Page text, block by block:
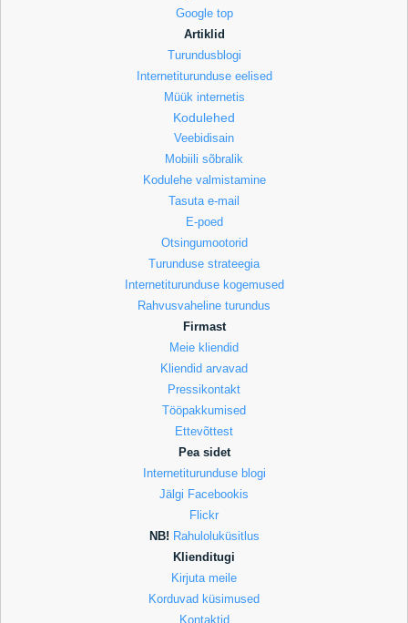
Google top
Artiklid
Turundusblogi
Internetiturunduse eelised
Müük internetis
Kodulehed
Veebidisain
Mobiili sõbralik
Kodulehe valmistamine
Tasuta e-mail
E-poed
Otsingumootorid
Turunduse strateegia
Internetiturunduse kogemused
Rahvusvaheline turundus
Firmast
Meie kliendid
Kliendid arvavad
Pressikontakt
Tööpakkumised
Ettevõttest
Pea sidet
Internetiturunduse blogi
Jälgi Facebookis
Flickr
NB! Rahuloluküsitlus
Klienditugi
Kirjuta meile
Korduvad küsimused
Kontaktid